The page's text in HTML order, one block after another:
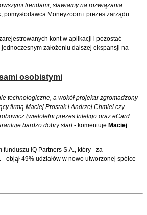
trendami, stawiamy na rozwiązania
, pomysłodawca Moneyzoom i prezes zarządu
kont w aplikacji i pozostać
założeniu dalszej ekspansji na
osobistymi
technologiczne, a wokół projektu zgromadzony
firmą Maciej Prostak i Andrzej Chmiel czy
(wieloletni prezes Inteligo oraz eCard
bardzo dobry start- komentuje Maciej
IQ Partners S.A., który - za
objął 49% udziałów w nowo utworzonej spółce